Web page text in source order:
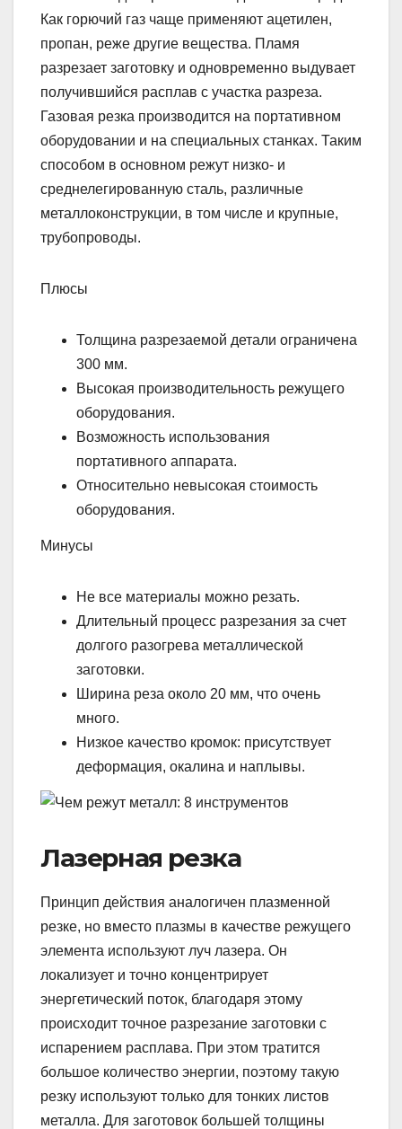
Как горючий газ чаще применяют ацетилен,
пропан, реже другие вещества. Пламя
разрезает заготовку и одновременно выдувает
получившийся расплав с участка разреза.
Газовая резка производится на портативном
оборудовании и на специальных станках. Таким
способом в основном режут низко- и
среднелегированную сталь, различные
металлоконструкции, в том числе и крупные,
трубопроводы.
Плюсы
Толщина разрезаемой детали ограничена
300 мм.
Высокая производительность режущего
оборудования.
Возможность использования
портативного аппарата.
Относительно невысокая стоимость
оборудования.
Минусы
Не все материалы можно резать.
Длительный процесс разрезания за счет
долгого разогрева металлической
заготовки.
Ширина реза около 20 мм, что очень
много.
Низкое качество кромок: присутствует
деформация, окалина и наплывы.
Лазерная резка
Принцип действия аналогичен плазменной
резке, но вместо плазмы в качестве режущего
элемента используют луч лазера. Он
локализует и точно концентрирует
энергетический поток, благодаря этому
происходит точное разрезание заготовки с
испарением расплава. При этом тратится
большое количество энергии, поэтому такую
резку используют только для тонких листов
металла. Для заготовок большей толщины